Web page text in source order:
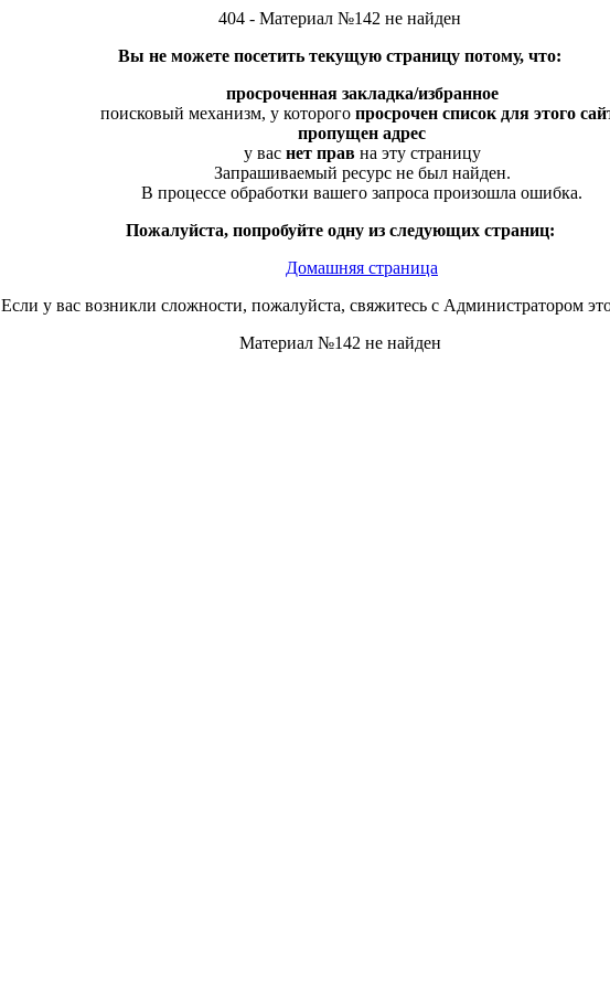
404 - Материал №142 не найден
Вы не можете посетить текущую страницу потому, что:
просроченная закладка/избранное
поисковый механизм, у которого просрочен список для этого
пропущен адрес
у вас нет правна эту страницу
Запрашиваемый ресурс не был найден.
В процессе обработки вашего запроса произошла ошибка.
Пожалуйста, попробуйте одну из следующих страниц:
Домашняя страница
Если у вас возникли сложности, пожалуйста, свяжитесь с Администратором
Материал №142 не найден